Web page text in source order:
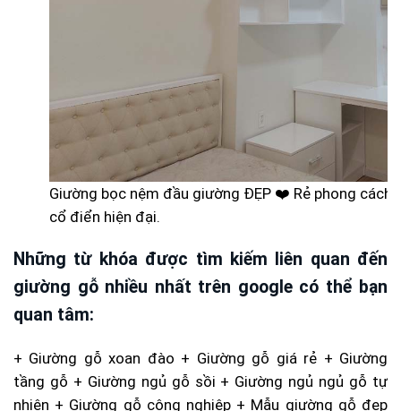
Giường bọc nệm đầu giường ĐẸP ❤️ Rẻ phong cách
cổ điển hiện đại.
Những từ khóa được tìm kiếm liên quan đến
giường gỗ nhiều nhất trên google có thể bạn
quan tâm:
+ Giường gỗ xoan đào + Giường gỗ giá rẻ + Giường
tầng gỗ + Giường ngủ gỗ sồi + Giường ngủ ngủ gỗ tự
nhiên + Giường gỗ công nghiệp + Mẫu giường gỗ đẹp